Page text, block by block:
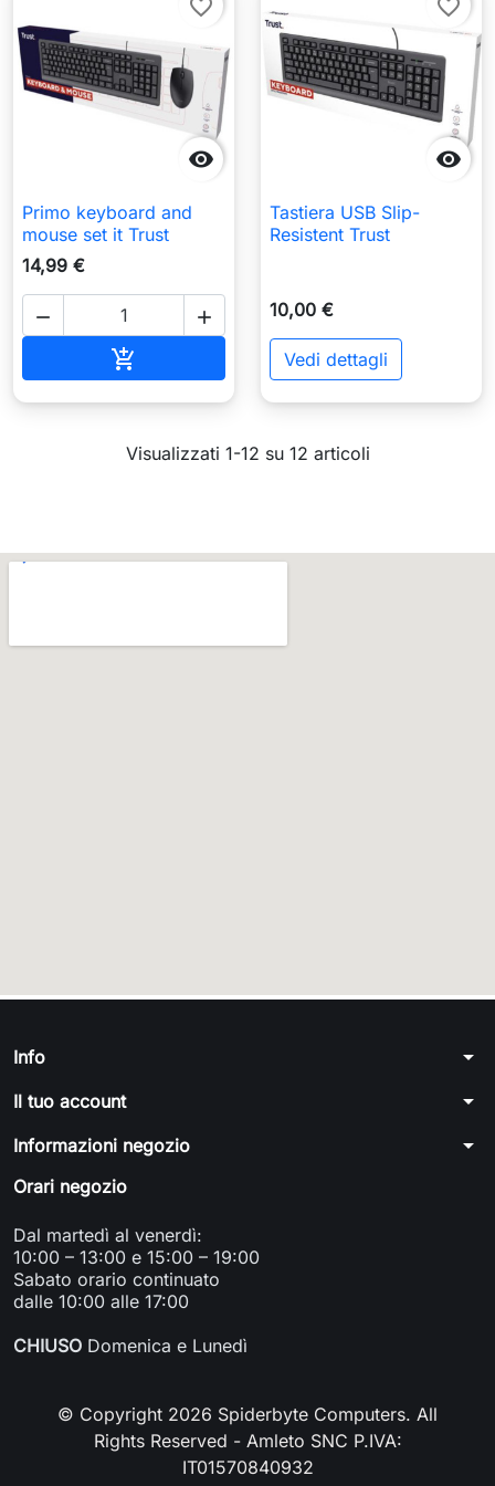

favorite_border
Primo keyboard and
mouse set it Trust
14,99 €
 
 Aggiungi al carrello

favorite_border
Tastiera USB Slip-
Resistent Trust
10,00 €
Vedi dettagli
Visualizzati 1-12 su 12 articoli
Info arrow_drop_down
Il tuo account arrow_drop_down
Informazioni negozio arrow_drop_down
Orari negozio
Dal martedì al venerdì:
10:00 – 13:00 e 15:00 – 19:00
Sabato orario continuato
dalle 10:00 alle 17:00
CHIUSO Domenica e Lunedì
© Copyright 2026 Spiderbyte Computers. All
Rights Reserved - Amleto SNC P.IVA:
IT01570840932